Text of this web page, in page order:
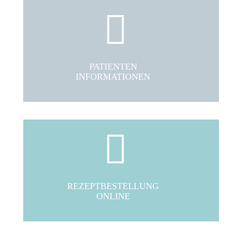
PATIENTEN
INFORMATIONEN
REZEPTBESTELLUNG
ONLINE